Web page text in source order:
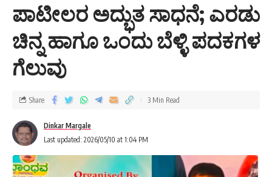
ಪಾಟೀಲರ ಅದ್ಭುತ ಸಾಧನೆ; ಎರಡು
ಚಿನ್ನ ಹಾಗೂ ಒಂದು ಬೆಳ್ಳಿ ಪದಕಗಳ
ಗೆಲುವು
Last updated: 2026/05/10 at 1:04 PM
Dinkar Margale
Share 3 Min Read